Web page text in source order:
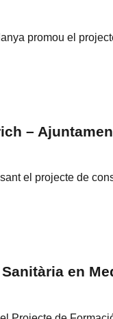
promou el
–
el projecte de
en